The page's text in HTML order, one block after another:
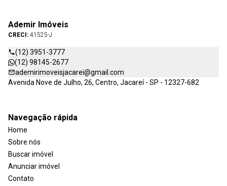
Ademir Imóveis
CRECI: 41525-J
(12) 3951-3777
(12) 98145-2677
ademirimoveisjacarei@gmail.com
Avenida Nove de Julho, 26, Centro, Jacareí - SP - 12327-682
Navegação rápida
Home
Sobre nós
Buscar imóvel
Anunciar imóvel
Contato